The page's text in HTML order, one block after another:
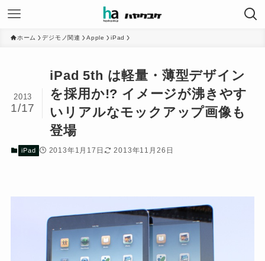
ホーム デジモノ関連 Apple iPad
iPad 5th は軽量・薄型デザイン
を採用か!? イメージが沸きやす
いリアルなモックアップ画像も
登場
2013
1/17
iPad 2013年1月17日 2013年11月26日